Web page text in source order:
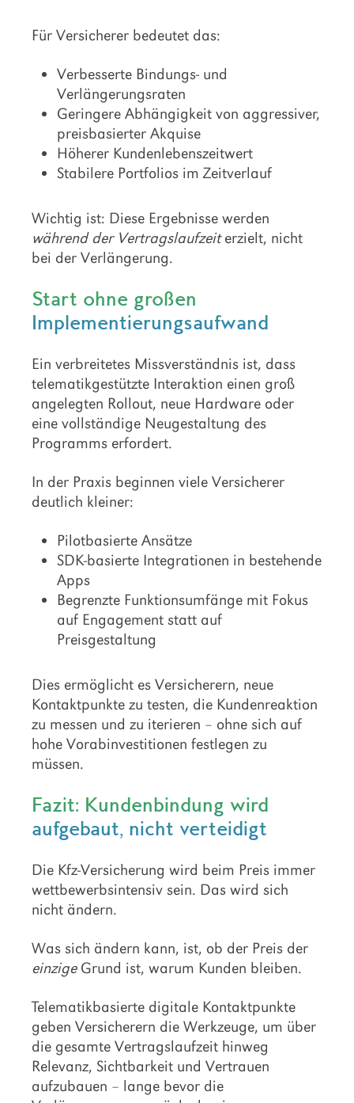
Für Versicherer bedeutet das:
Verbesserte Bindungs- und
Verlängerungsraten
Geringere Abhängigkeit von aggressiver,
preisbasierter Akquise
Höherer Kundenlebenszeitwert
Stabilere Portfolios im Zeitverlauf
Wichtig ist: Diese Ergebnisse werden
während der Vertragslaufzeiterzielt, nicht
bei der Verlängerung.
Start ohne großen
Implementierungsaufwand
Ein verbreitetes Missverständnis ist, dass
telematikgestützte Interaktion einen groß
angelegten Rollout, neue Hardware oder
eine vollständige Neugestaltung des
Programms erfordert.
In der Praxis beginnen viele Versicherer
deutlich kleiner:
Pilotbasierte Ansätze
SDK-basierte Integrationen in bestehende
Apps
Begrenzte Funktionsumfänge mit Fokus
auf Engagement statt auf
Preisgestaltung
Dies ermöglicht es Versicherern, neue
Kontaktpunkte zu testen, die Kundenreaktion
zu messen und zu iterieren – ohne sich auf
hohe Vorabinvestitionen festlegen zu
müssen.
Fazit: Kundenbindung wird
aufgebaut, nicht verteidigt
Die Kfz-Versicherung wird beim Preis immer
wettbewerbsintensiv sein. Das wird sich
nicht ändern.
Was sich ändern kann, ist, ob der Preis der
einzigeGrund ist, warum Kunden bleiben.
Telematikbasierte digitale Kontaktpunkte
geben Versicherern die Werkzeuge, um über
die gesamte Vertragslaufzeit hinweg
Relevanz, Sichtbarkeit und Vertrauen
aufzubauen – lange bevor die